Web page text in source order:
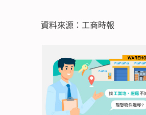
資料來源：工商時報